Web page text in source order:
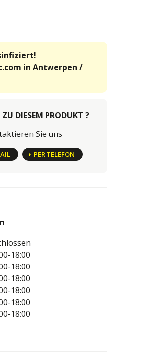
in Antwerpen /
ZU DIESEM PRODUKT ?
Sie uns
PER TELEFON
18:00
18:00
18:00
18:00
18:00
18:00